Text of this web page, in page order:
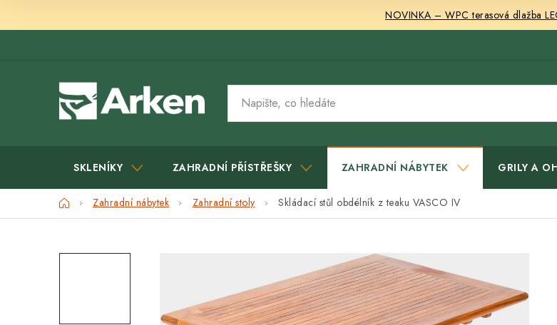
NOVINKA – WPC terasová dlažba
SKLENÍKY ZAHRADNÍ PŘÍSTŘEŠKY ZAHRADNÍ NÁBYTEK GRILY A
DomůZahradní nábytek Zahradní stoly Skládací stůl obdélník z teaku VASCO IV